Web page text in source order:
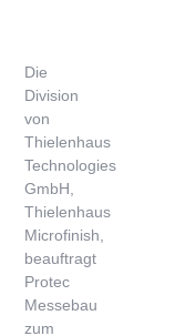
Die
Division
von
Thielenhaus
Technologies
GmbH,
Thielenhaus
Microfinish,
beauftragt
Protec
Messebau
zum